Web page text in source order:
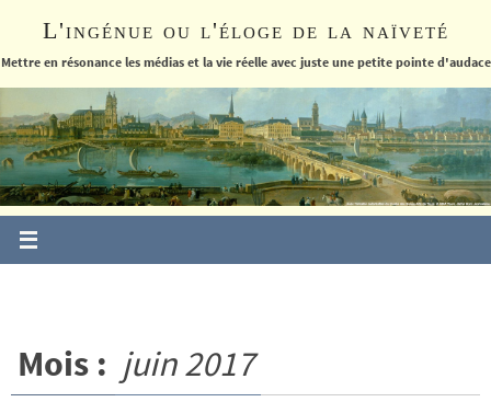
le
L'ingénue ou l'éloge de la naïveté
Mettre en résonance les médias et la vie réelle avec juste une petite pointe d'audace
Mois : juin 2017